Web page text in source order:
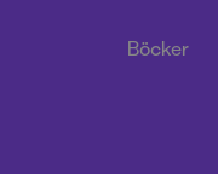
Böcker